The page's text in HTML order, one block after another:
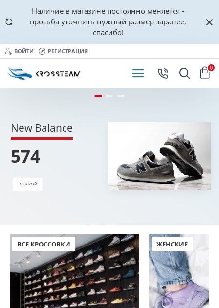
Наличие в магазине постоянно меняется -
просьба уточнить нужный размер заранее,
спасибо!
ВОЙТИ РЕГИСТРАЦИЯ
0
New Balance
574
ОТКРОЙ
ВСЕ КРОССОВКИ ЖЕНСКИЕ